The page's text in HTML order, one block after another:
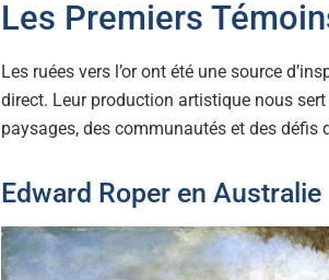
Les Premiers
Les ruées vers l’or ont été une source
direct. Leur production artistique nous
paysages, des communautés et des défis
Edward Roper en Australie